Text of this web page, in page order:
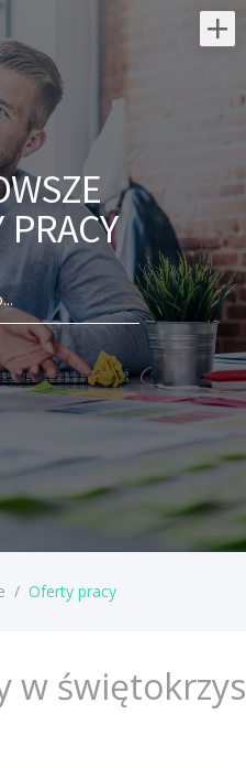
PRACY
/ Oferty pracy
w